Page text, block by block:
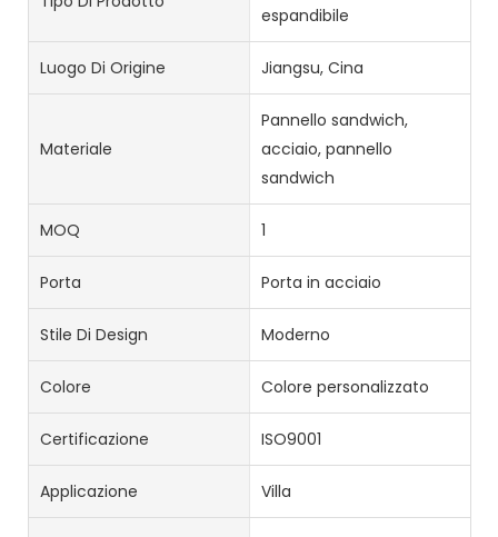
espandibile
Luogo Di Origine Jiangsu, Cina
Materiale
Pannello sandwich,
acciaio, pannello
sandwich
MOQ 1
Porta Porta in acciaio
Stile Di Design Moderno
Colore Colore personalizzato
Certificazione ISO9001
Applicazione Villa